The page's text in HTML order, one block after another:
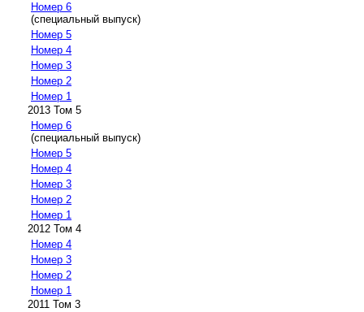
Номер 6
(специальный выпуск)
Номер 5
Номер 4
Номер 3
Номер 2
Номер 1
2013 Том 5
Номер 6
(специальный выпуск)
Номер 5
Номер 4
Номер 3
Номер 2
Номер 1
2012 Том 4
Номер 4
Номер 3
Номер 2
Номер 1
2011 Том 3